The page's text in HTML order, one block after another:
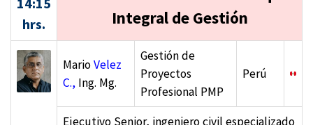
hrs.
Integral de Gestión
MarioVelez
C., Ing. Mg.
Gestión de
Proyectos
Profesional PMP
Perú
Ejecutivo Senior, ingeniero civil especializado